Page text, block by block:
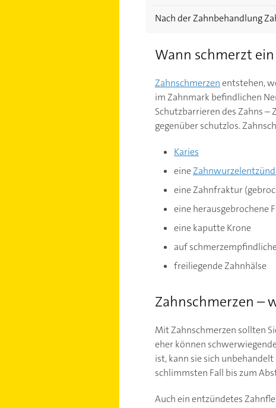
Nach der Zahnbehandlung
Wann schmerzt ein
Zahnschmerzenentstehen,
im Zahnmark befindlichen
Schutzbarrieren des Zahns –
gegenüber schutzlos.
Karies
eine
eine Zahnfraktur
eine herausgebrochene
eine kaputte Krone
auf
freiliegende Zahnhälse
Zahnschmerzen –
Mit Zahnschmerzen sollten
eher können
ist, kann sie sich
schlimmsten Fall bis zum
Auch ein entzündetes